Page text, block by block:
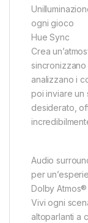
ogni gioco
Hue Sync
Crea
sincronizzano
analizzano i
poi inviare un
desiderato,
Audio
per
Dolby Atmos®
Vivi ogni
altoparlanti a